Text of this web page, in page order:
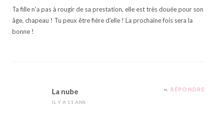
Ta fille n’a pas à rougir de sa prestation, elle est très douée pour son
âge, chapeau ! Tu peux être fière d’elle ! La prochaine fois sera la
bonne !
La nube
IL Y A 11 ANS
RÉPONDRE